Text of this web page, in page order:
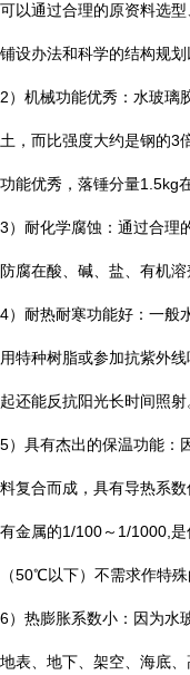
可以通过合理的原资料选
铺设办法和科学的结构规划
2）机械功能优秀：水玻璃
土，而比强度大约是钢的3
功能优秀，落锤分量1.5kg
3）耐化学腐蚀：通过合理
防腐在酸、碱、盐、有机溶
4）耐热耐寒功能好：一般
用特种树脂或参加抗紫外
起还能反抗阳光长时间照射
5）具有杰出的保温功能：
料复合而成，具有导热系
有金属的1/100～ 1/1000, 是
（50℃以下）不需求作特
6）热膨胀系数小：因为水
地表、地下、架空、海底